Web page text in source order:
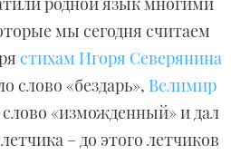
мы сегодня считаем
стихам Игоря Северянина
слово «бездарь», Велимир
«изможденный» и дал
– до этого летчиков